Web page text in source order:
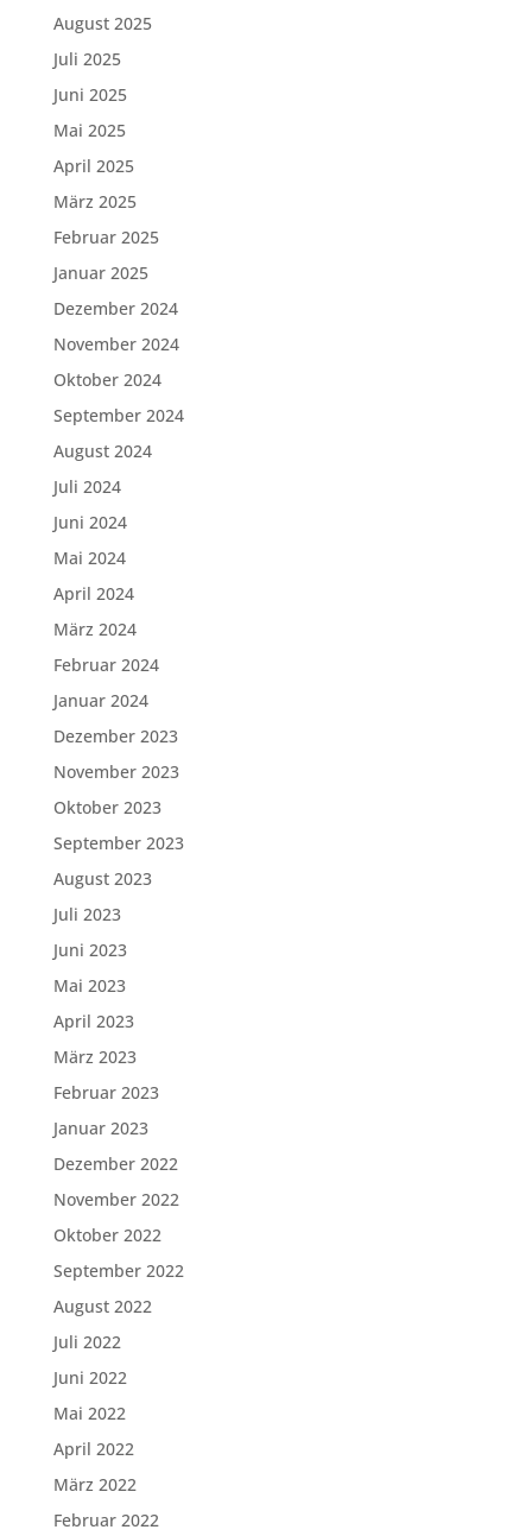
August 2025
Juli 2025
Juni 2025
Mai 2025
April 2025
März 2025
Februar 2025
Januar 2025
Dezember 2024
November 2024
Oktober 2024
September 2024
August 2024
Juli 2024
Juni 2024
Mai 2024
April 2024
März 2024
Februar 2024
Januar 2024
Dezember 2023
November 2023
Oktober 2023
September 2023
August 2023
Juli 2023
Juni 2023
Mai 2023
April 2023
März 2023
Februar 2023
Januar 2023
Dezember 2022
November 2022
Oktober 2022
September 2022
August 2022
Juli 2022
Juni 2022
Mai 2022
April 2022
März 2022
Februar 2022